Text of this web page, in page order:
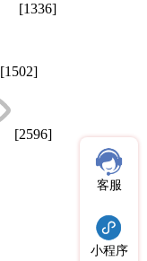
[1336]
[1502]
[2596]
客服
小程序